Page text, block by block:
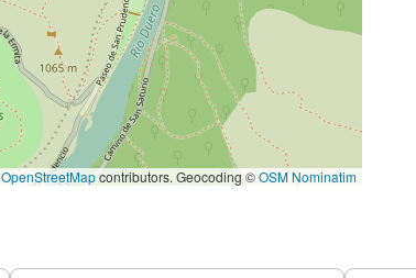
OpenStreetMapcontributors. Geocoding ©OSM Nominatim